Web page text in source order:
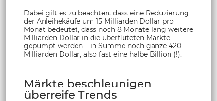
Dabei gilt es zu beachten, dass eine Reduzierung
der Anleihekäufe um 15 Milliarden Dollar pro
Monat bedeutet, dass noch 8 Monate lang weitere
Milliarden Dollar in die überfluteten Märkte
gepumpt werden – in Summe noch ganze 420
Milliarden Dollar, also fast eine halbe Billion (!).
Märkte beschleunigen
überreife Trends